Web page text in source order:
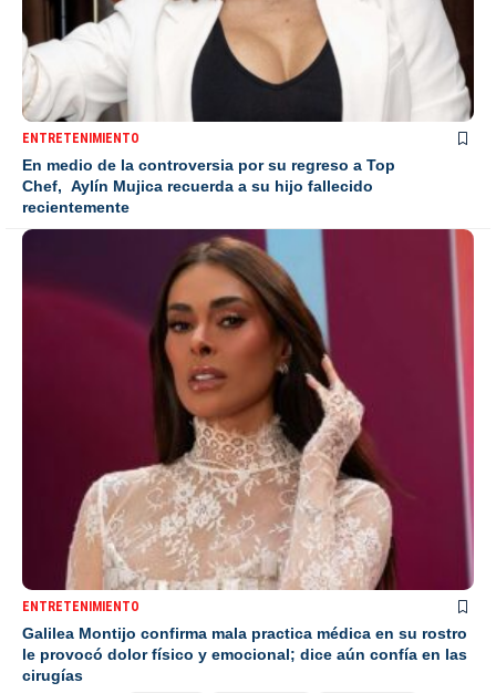
ENTRETENIMIENTO
En medio de la controversia por su regreso a Top
Chef, Aylín Mujica recuerda a su hijo fallecido
recientemente
ENTRETENIMIENTO
Galilea Montijo confirma mala practica médica en su rostro
le provocó dolor físico y emocional; dice aún confía en las
cirugías